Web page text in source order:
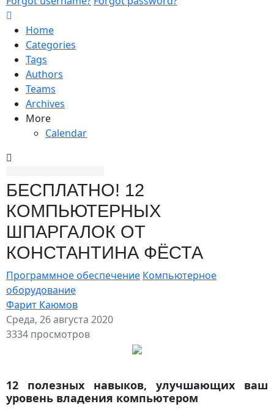
Home
Categories
Tags
Authors
Teams
Archives
More
Calendar
БЕСПЛАТНО! 12
КОМПЬЮТЕРНЫХ
ШПАРГАЛОК ОТ
КОНСТАНТИНА ФЁСТА
Программное обеспечение Компьютерное
оборудование
Фарит Каюмов
Среда, 26 августа 2020
3334 просмотров
12 полезных навыков, улучшающих ваш
уровень владения компьютером